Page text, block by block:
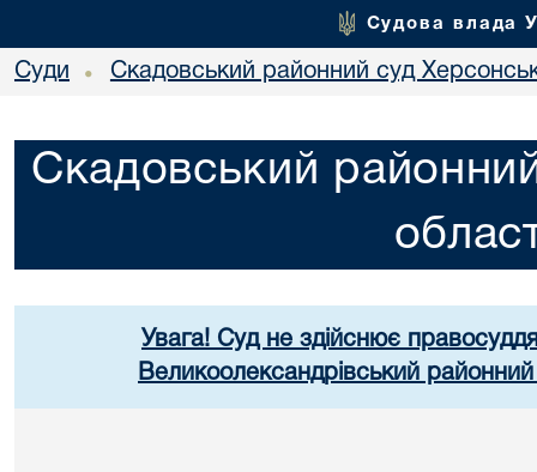
Судова влада
Суди • Скадовський районний суд
Скадовський
Увага! Суд не здійснює
Великоолександрівський